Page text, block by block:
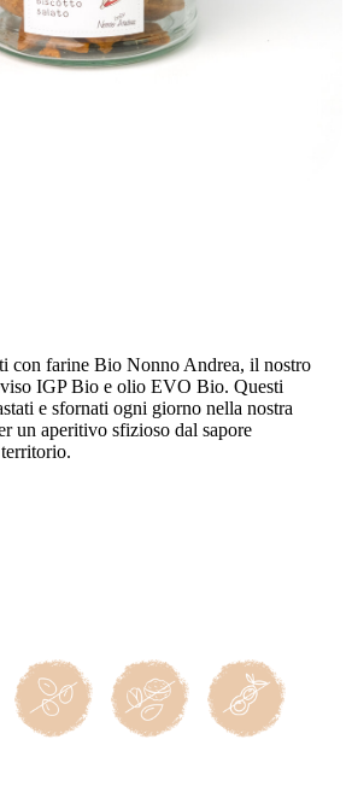
con farine Bio Nonno Andrea, il nostro
IGP Bio e olio EVO Bio. Questi
e sfornati ogni giorno nella nostra
un aperitivo sfizioso dal sapore